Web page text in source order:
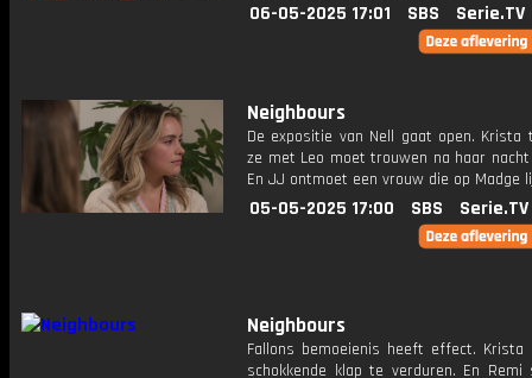
06-05-2025 17:01 SBS Serie.TV
Neighbours
De expositie van Nell gaat open.
ze met Leo moet trouwen na haar
En JJ ontmoet een vrouw die op Madge
05-05-2025 17:00 SBS Serie.TV
Neighbours
Fallons bemoeienis heeft effect. Krista
schokkende klap te verduren. En